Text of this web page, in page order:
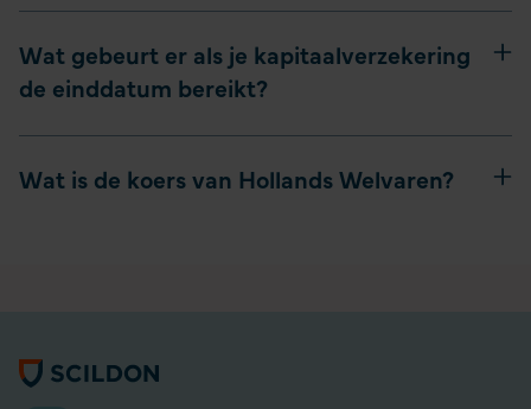
Wat gebeurt er als je kapitaalverzekering
de einddatum bereikt?
Wat is de koers van Hollands Welvaren?
Algemene informatie